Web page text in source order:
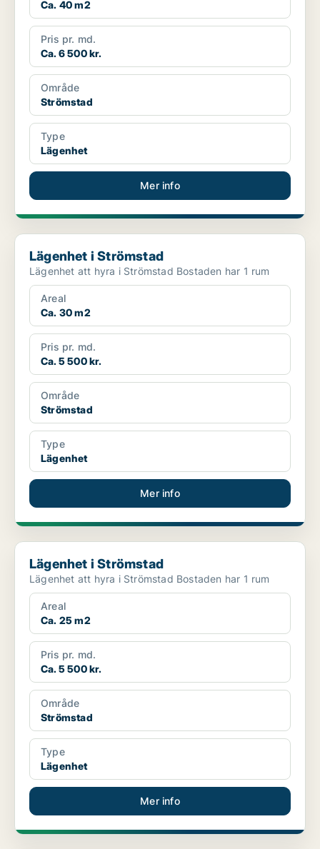
Ca. 40 m2
Pris pr. md.
Ca. 6 500 kr.
Område
Strömstad
Type
Lägenhet
Mer info
Lägenhet i Strömstad
Lägenhet i Strömstad
Lägenhet att hyra i Strömstad Bostaden har 1 rum
Areal
Ca. 30 m2
Pris pr. md.
Ca. 5 500 kr.
Område
Strömstad
Type
Lägenhet
Mer info
Lägenhet i Strömstad
Lägenhet i Strömstad
Lägenhet att hyra i Strömstad Bostaden har 1 rum
Areal
Ca. 25 m2
Pris pr. md.
Ca. 5 500 kr.
Område
Strömstad
Type
Lägenhet
Mer info